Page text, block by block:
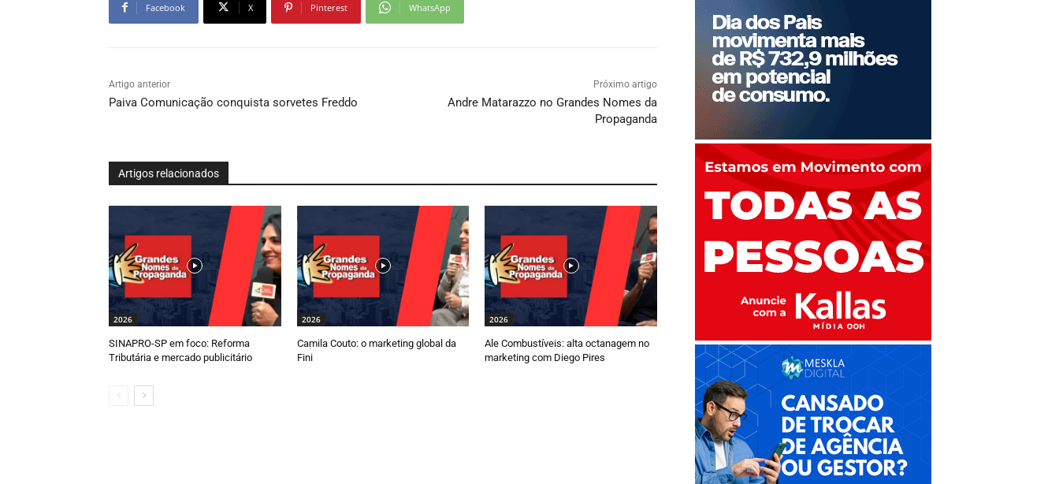
Facebook X Pinterest WhatsApp
Artigo anterior
Paiva Comunicação conquista sorvetes Freddo
Próximo artigo
Andre Matarazzo no Grandes Nomes da
Propaganda
Artigos relacionados
2026
SINAPRO-SP em foco: Reforma
Tributária e mercado publicitário
2026
Camila Couto: o marketing global da
Fini
2026
Ale Combustíveis: alta octanagem no
marketing com Diego Pires